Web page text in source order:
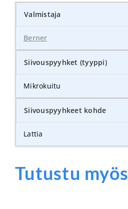
Valmistaja
Berner
Siivouspyyhket (tyyppi)
Mikrokuitu
Siivouspyyhkeet kohde
Lattia
Tutustu myös